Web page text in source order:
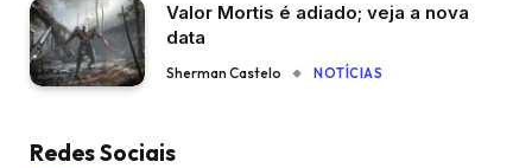
Valor Mortis é adiado; veja a nova
data
Sherman Castelo NOTÍCIAS
Redes Sociais